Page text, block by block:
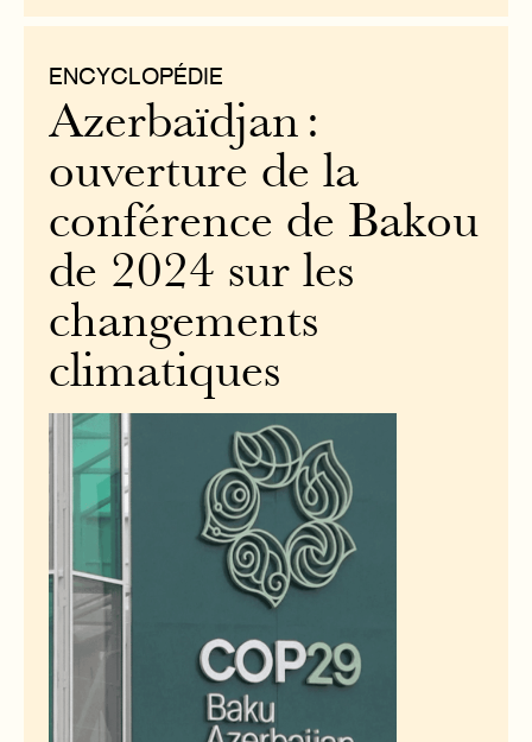
ENCYCLOPÉDIE
Azerbaïdjan :
ouverture de la
conférence de Bakou
de 2024 sur les
changements
climatiques